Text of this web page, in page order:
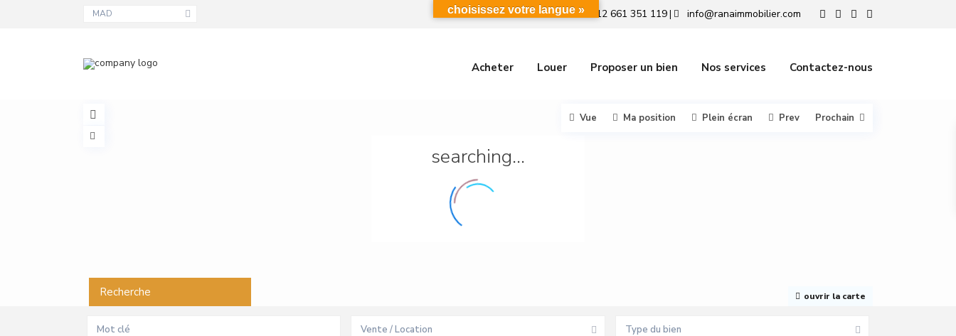
MAD +212 661 351 119| info@ranaimmobilier.com
Acheter Louer Proposer un bien Nos services Contactez-nous
searching...
ouvrir la carte
Vue Ma position Plein écran Prev Prochain
Recherche
Vente / Location Type du bien
choisissez votre langue »